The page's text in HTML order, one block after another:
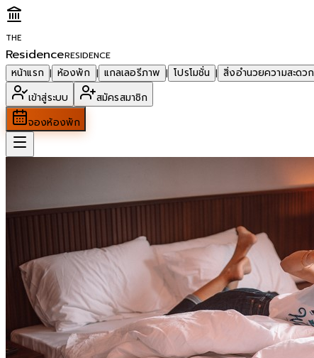
THE
ResidenceRESIDENCE
หน้าแรก | ห้องพัก | แกลเลอรีภาพ | โปรโมชั่น | สิ่งอำนวยความสะดวก
เข้าสู่ระบบ
สมัครสมาชิก
จองห้องพัก